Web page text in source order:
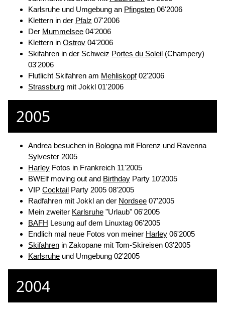
Karlsruhe und Umgebung an Pfingsten 06'2006
Klettern in der Pfalz 07'2006
Der Mummelsee 04'2006
Klettern in Ostrov 04'2006
Skifahren in der Schweiz Portes du Soleil (Champery)
03'2006
Flutlicht Skifahren am Mehliskopf02'2006
Strassburg mit Jokkl 01'2006
2005
Andrea besuchen in Bologna mit Florenz und Ravenna
Sylvester 2005
Harley Fotos in Frankreich 11'2005
BWElf moving out and Birthday Party 10'2005
VIP Cocktail Party 2005 08'2005
Radfahren mit Jokkl an der Nordsee 07'2005
Mein zweiter Karlsruhe "Urlaub" 06'2005
BAFH Lesung auf dem Linuxtag 06'2005
Endlich mal neue Fotos von meiner Harley 06'2005
Skifahren in Zakopane mit Tom-Skireisen 03'2005
Karlsruhe und Umgebung 02'2005
2004